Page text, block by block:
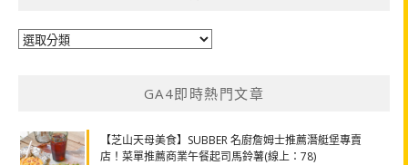
分
GA4即時熱門文章
【芝山天母美食】SUBBER 名廚詹姆士推薦潛艇堡專賣
店！菜單推薦商業午餐起司馬鈴薯(線上：78)